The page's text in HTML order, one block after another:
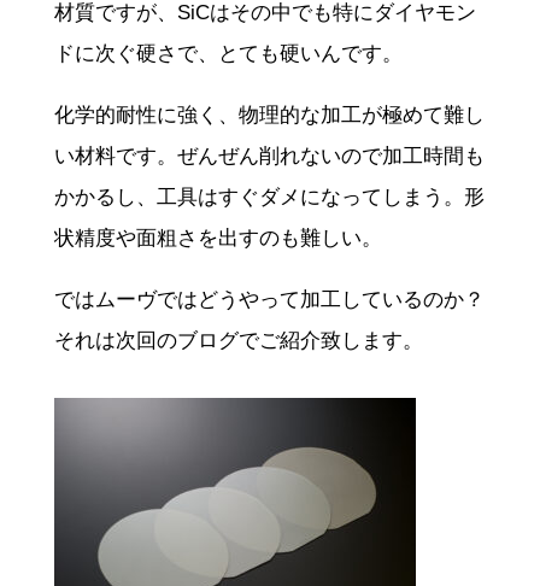
材質ですが、SiCはその中でも特にダイヤモン
ドに次ぐ硬さで、とても硬いんです。
化学的耐性に強く、物理的な加工が極めて難し
い材料です。ぜんぜん削れないので加工時間も
かかるし、工具はすぐダメになってしまう。形
状精度や面粗さを出すのも難しい。
ではムーヴではどうやって加工しているのか？
それは次回のブログでご紹介致します。